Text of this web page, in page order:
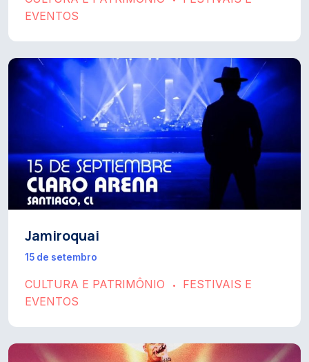
EVENTOS
Jamiroquai
15 de setembro
CULTURA E PATRIMÔNIO •
FESTIVAIS E
EVENTOS